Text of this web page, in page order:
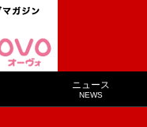
ニュース
NEWS